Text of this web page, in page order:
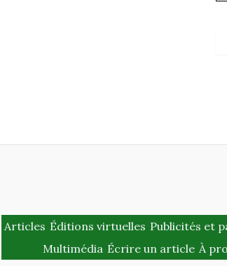
Articles Éditions virtuelles Publicités et
Multimédia Écrire un article À